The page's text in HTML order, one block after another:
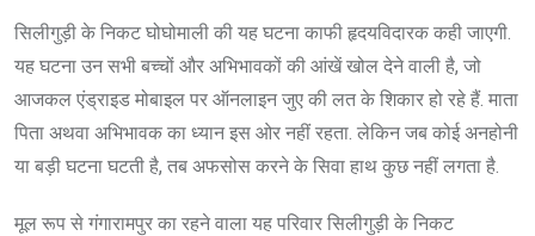
सिलीगुड़ी के निकट घोघोमाली की यह घटना काफी हृदयविदारक कही जाएगी.
यह घटना उन सभी बच्चों और अभिभावकों की आंखें खोल देने वाली है, जो
आजकल एंड्राइड मोबाइल पर ऑनलाइन जुए की लत के शिकार हो रहे हैं. माता
पिता अथवा अभिभावक का ध्यान इस ओर नहीं रहता. लेकिन जब कोई अनहोनी
या बड़ी घटना घटती है, तब अफसोस करने के सिवा हाथ कुछ नहीं लगता है.
मूल रूप से गंगारामपुर का रहने वाला यह परिवार सिलीगुड़ी के निकट